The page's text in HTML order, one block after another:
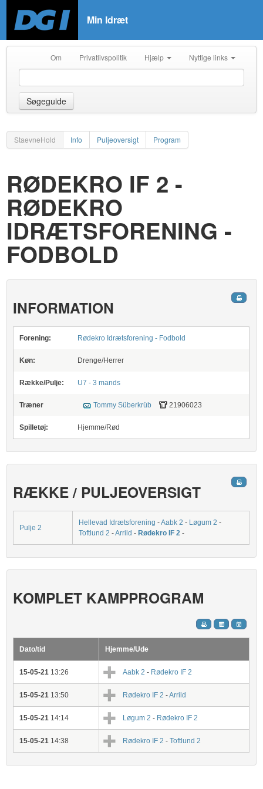
Min Idræt
Om Privatlivspolitik Hjælp Nyttige links
Søgeguide
StaevneHold Info Puljeoversigt Program
RØDEKRO IF 2 -
RØDEKRO
IDRÆTSFORENING -
FODBOLD
INFORMATION
Forening: Rødekro Idrætsforening - Fodbold
Køn: Drenge/Herrer
Række/Pulje: U7 - 3 mands
Træner Tommy Süberkrüb 21906023
Spilletøj: Hjemme/Rød
RÆKKE / PULJEOVERSIGT
Pulje 2
Hellevad Idrætsforening -Aabk 2 - Løgum 2 -
Toftlund 2 -Arrild - Rødekro IF 2 -
KOMPLET KAMPPROGRAM
Dato/tid Hjemme/Ude
15-05-21 13:26 Aabk 2 - Rødekro IF 2
15-05-21 13:50 Rødekro IF 2 -Arrild
15-05-21 14:14 Løgum 2 - Rødekro IF 2
15-05-21 14:38 Rødekro IF 2 -Toftlund 2